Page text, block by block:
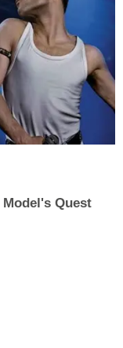
Quest